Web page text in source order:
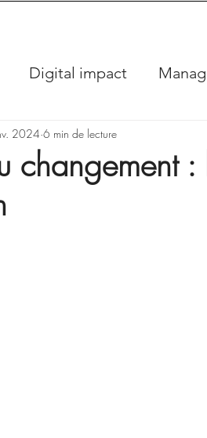
Digital impact
& Development
changement :
2024 6 min de lecture